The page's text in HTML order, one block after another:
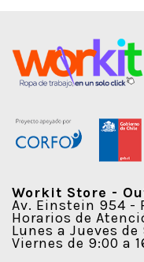
Workit Store -
Av. Einstein 954 -
Horarios de
Lunes a Jueves de
Viernes de 9:00 a